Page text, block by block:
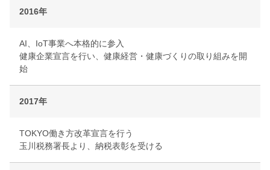
2016年
AI、IoT事業へ本格的に参入
健康企業宣言を行い、健康経営・健康づくりの取り組みを開
始
2017年
TOKYO働き方改革宣言を行う
玉川税務署長より、納税表彰を受ける